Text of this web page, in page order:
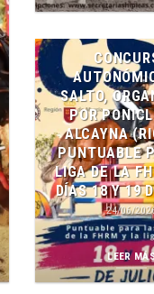
SALTO,
POR
ALCAYNA
PUNTUABLE
LIGA DE LA
DÍAS 18 Y 19
24/06/
LEER